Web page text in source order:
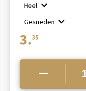
Heel
Gesneden
3.35